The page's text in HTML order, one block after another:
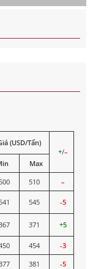
(USD/Tấn)
+/–
Max
510 –
545 -5
371 +5
454
-3
381 -5